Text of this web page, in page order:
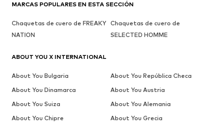
MARCAS POPULARES EN ESTA SECCIÓN
Chaquetas de cuero de FREAKY
NATION
Chaquetas de cuero de
SELECTED HOMME
ABOUT YOU X INTERNATIONAL
About You Bulgaria
About You República Checa
About You Dinamarca
About You Austria
About You Suiza
About You Alemania
About You Chipre
About You Grecia